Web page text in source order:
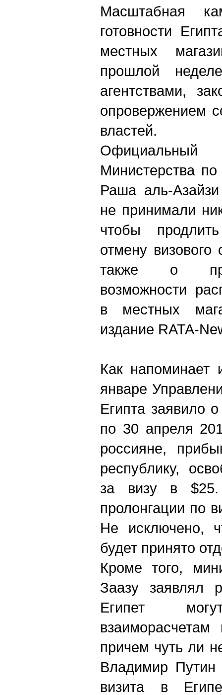
Масштабная
готовности
местных
прошлой
агентствами,
опровержением
властей.
Министерства
Раша аль-
не принимали
чтобы
отмену
также о
возможности
в местных
издание RATA-
Как напоминает
январе
Египта заявило
по 30 апреля
россияне,
республику,
за визу в
пролонгации по
Не исключено,
будет принято
Кроме того,
Заазу заявлял
Египет
причем чуть ли
Владимир Путин
визита в